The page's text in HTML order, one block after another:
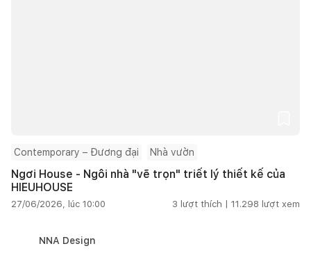
Contemporary – Đương đại Nhà vườn
Ngơi House - Ngôi nhà "vẽ trọn" triết lý thiết kế của
HIEUHOUSE
27/06/2026, lúc 10:00 3 lượt thích | 11.298 lượt xem
NNA Design